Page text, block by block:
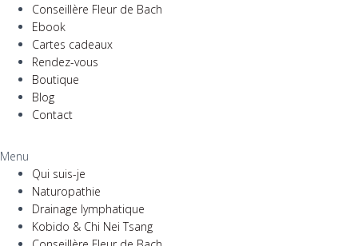
Conseillère Fleur de Bach
Ebook
Cartes cadeaux
Rendez-vous
Boutique
Blog
Contact
Menu
Qui suis-je
Naturopathie
Drainage lymphatique
Kobido & Chi Nei Tsang